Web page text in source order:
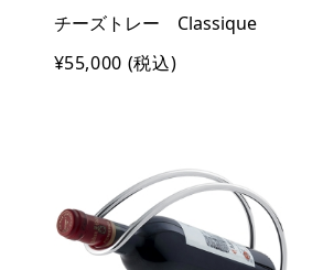
チーズトレー Classique
¥55,000 (税込)